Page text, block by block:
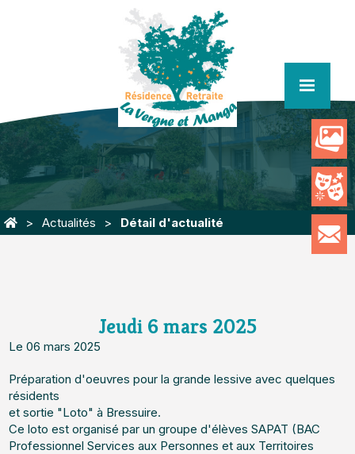
menu
Actualités Détail d'actualité
Jeudi 6 mars 2025
Le 06 mars 2025
Préparation d'oeuvres pour la grande lessive avec quelques
résidents
et sortie "Loto" à Bressuire.
Ce loto est organisé par un groupe d'élèves SAPAT (BAC
Professionnel Services aux Personnes et aux Territoires